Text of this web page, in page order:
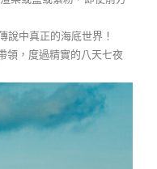
說中真正的海底世界！
領，度過精實的八天七夜